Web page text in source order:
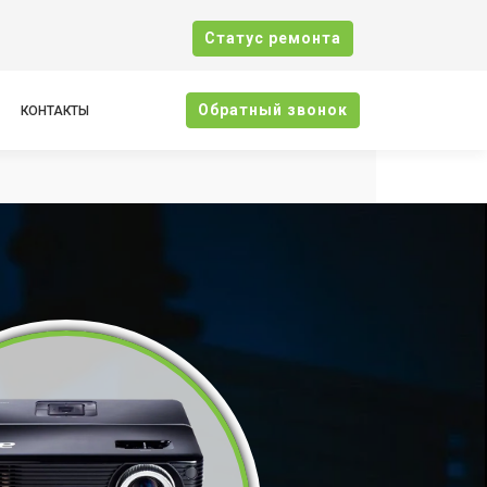
Cтатус ремонта
КОНТАКТЫ Oбратный звонок